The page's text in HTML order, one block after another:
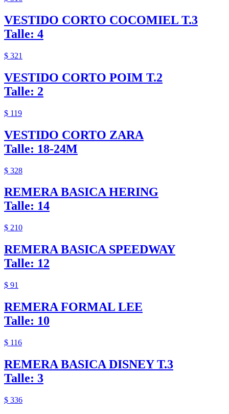
VESTIDO CORTO COCOMIEL T.3
Talle: 4
$ 321
VESTIDO CORTO POIM T.2
Talle: 2
$ 119
VESTIDO CORTO ZARA
Talle: 18-24M
$ 328
REMERA BASICA HERING
Talle: 14
$ 210
REMERA BASICA SPEEDWAY
Talle: 12
$ 91
REMERA FORMAL LEE
Talle: 10
$ 116
REMERA BASICA DISNEY T.3
Talle: 3
$ 336